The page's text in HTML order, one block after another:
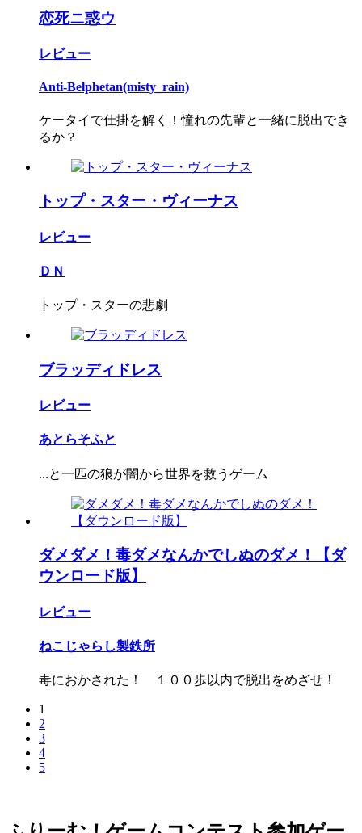
恋死ニ惑ウ
レビュー
Anti-Belphetan(misty_rain)
ケータイで仕掛を解く！憧れの先輩と一緒に脱出でき
るか？
トップ・スター・ヴィーナス
レビュー
ＤＮ
トップ・スターの悲劇
ブラッディドレス
レビュー
あとらそふと
...と一匹の狼が闇から世界を救うゲーム
ダメダメ！毒ダメなんかでしぬのダメ！【ダ
ウンロード版】
レビュー
ねこじゃらし製鉄所
毒におかされた！ １００歩以内で脱出をめざせ！
1
2
3
4
5